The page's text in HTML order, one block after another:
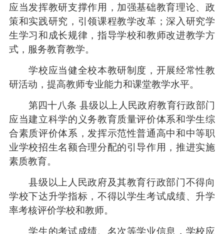
应当发挥教研支撑作用，加强基础教育理论、政
策和实践研究，引领课程教学改革；深入研究学
生学习和成长规律，指导学校和教师改进教学方
式，服务教育教学。
学校应当健全校本教研制度，开展经常性教
研活动，提高教师专业能力和课堂教学水平。
第四十八条 县级以上人民政府教育行政部门
应当建立科学的义务教育质量评价体系和学生综
合素质评价体系，发挥示范性普通高中和中等职
业学校招生名额合理分配的引导作用，推进实施
素质教育。
县级以上人民政府及其教育行政部门不得向
学校下达升学指标，不得以学生考试成绩、升学
率考核评价学校和教师。
学生的考试成绩、名次等学业信息，学校应